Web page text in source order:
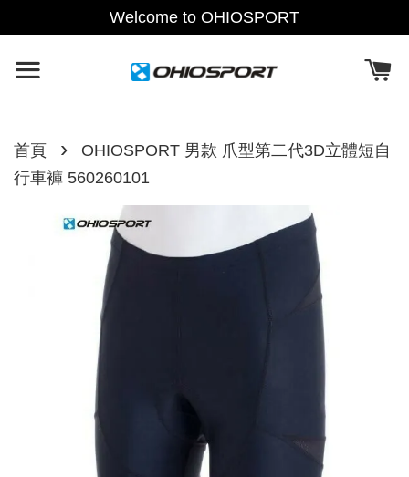
Welcome to OHIOSPORT
首頁 ›
OHIOSPORT 男款 爪型第二代3D立體短自
行車褲 560260101